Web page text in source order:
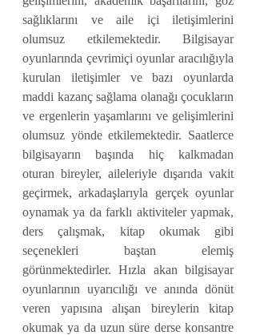
sağlıklarını ve aile içi iletişimlerini
olumsuz etkilemektedir. Bilgisayar
oyunlarında çevrimiçi oyunlar aracılığıyla
kurulan iletişimler ve bazı oyunlarda
maddi kazanç sağlama olanağı çocukların
ve ergenlerin yaşamlarını ve gelişimlerini
olumsuz yönde etkilemektedir. Saatlerce
bilgisayarın başında hiç kalkmadan
oturan bireyler, aileleriyle dışarıda vakit
geçirmek, arkadaşlarıyla gerçek oyunlar
oynamak ya da farklı aktiviteler yapmak,
ders çalışmak, kitap okumak gibi
seçenekleri baştan elemiş
görünmektedirler. Hızla akan bilgisayar
oyunlarının uyarıcılığı ve anında dönüt
veren yapısına alışan bireylerin kitap
okumak ya da uzun süre derse konsantre